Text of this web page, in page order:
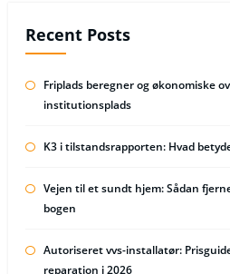
Recent Posts
Friplads beregner og økonomiske
institutionsplads
K3 i tilstandsrapporten: Hvad
Vejen til et sundt hjem: Sådan
bogen
Autoriseret vvs-installatør:
reparation i 2026